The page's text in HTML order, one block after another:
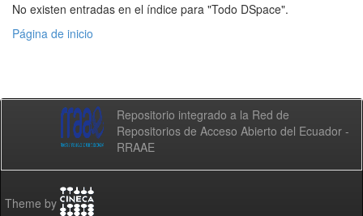
No existen entradas en el índice para "Todo DSpace".
Página de inicio
Repositorio integrado a la Red de
Repositorios de Acceso Abierto del Ecuador -
RRAAE
Theme by